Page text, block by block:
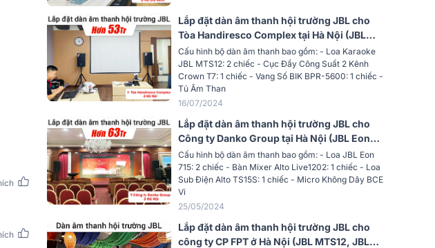
gian
Lắp đặt dàn âm thanh hội trường JBL cho
Tòa Handiresco Complex tại Hà Nội (JBL
MTS12, Crown T7, BPR-5600,...)
Cấu hình bộ dàn âm thanh bao gồm: - Loa Karaoke
JBL MTS12: 2 chiếc - Cục Đẩy Công Suất 2 Kênh
Crown T7: 1 chiếc - Vang Số BIK BPR-5600: 1 chiếc -
Tủ Âm Than
16/07/2024
Lắp đặt dàn âm thanh hội trường JBL cho
Công ty Danko Group tại Hà Nội (JBL Eon
715, Alto Live 1202, Alto TS15S, BCE
VIP6000)
Cấu hình bộ dàn âm thanh bao gồm: - Loa JBL Eon
715: 2 chiếc - Bàn Mixer Alto Live1202: 1 chiếc - Loa
Sub Điện Alto TS15S: 1 chiếc - Micro Không Dây BCE
Vi
25/05/2024
Lắp đặt dàn âm thanh hội trường JBL cho
công ty CP FPT ở Hà Nội (JBL MTS12, JBL